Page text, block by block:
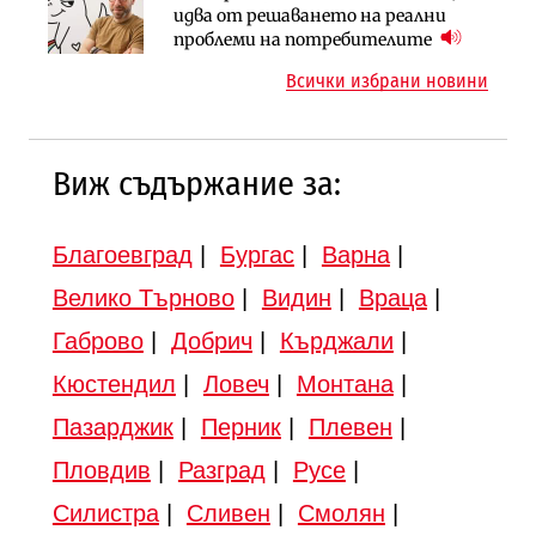
идва от решаването на реални
проблеми на потребителите
АПИ възложи промяната на
парцеларния план за
Вторият мост над Варненското
езеро става част от бъдещата
Всички избрани новини
Виж съдържание за:
Благоевград Бургас| Варна|
Велико Търново| Видин Враца|
Габрово| Добрич Кърджали
Кюстендил
Ловеч Монтана|
Пазарджик| Перник| Плевен
Пловдив
Разград Русе|
Силистра| Сливен Смолян